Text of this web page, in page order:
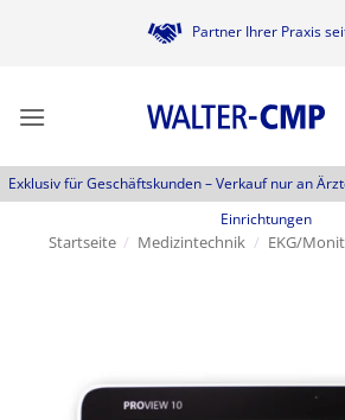
Partner Ihrer Praxis
Exklusiv für Geschäftskunden –Verkauf nur an
Einrichtungen
Startseite / Medizintechnik / EKG/